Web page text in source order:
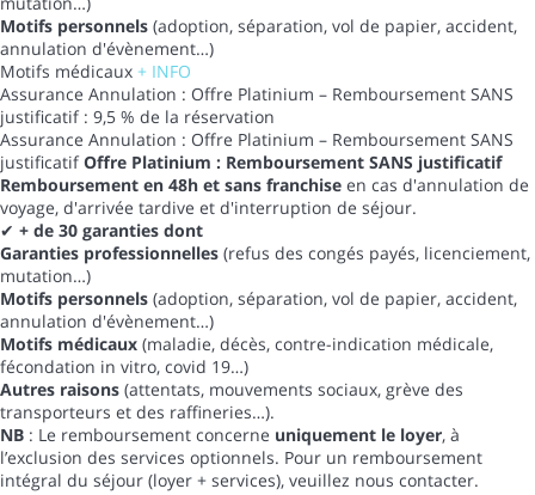
Motifs personnels (adoption, séparation, vol de papier, accident,
annulation d'évènement…)
Motifs médicaux + INFO
Assurance Annulation : Offre Platinium – Remboursement SANS
justificatif : 9,5 % de la réservation
Assurance Annulation : Offre Platinium – Remboursement SANS
justificatifOffre Platinium : Remboursement SANS justificatif
Remboursement en 48h et sans franchise en cas d'annulation de
voyage, d'arrivée tardive et d'interruption de séjour.
✔ + de 30 garanties dont
Garanties professionnelles (refus des congés payés, licenciement,
mutation…)
Motifs personnels (adoption, séparation, vol de papier, accident,
annulation d'évènement…)
Motifs médicaux (maladie, décès, contre-indication médicale,
fécondation in vitro, covid 19…)
Autres raisons (attentats, mouvements sociaux, grève des
transporteurs et des raffineries…).
NB : Le remboursement concerne uniquement le loyer, à
l’exclusion des services optionnels. Pour un remboursement
intégral du séjour (loyer + services), veuillez nous contacter.